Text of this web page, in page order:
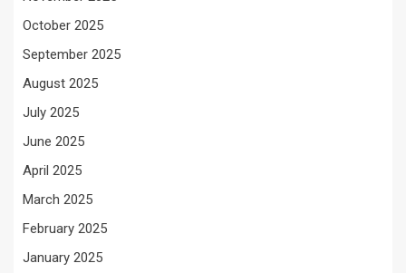
October 2025
September 2025
August 2025
July 2025
June 2025
April 2025
March 2025
February 2025
January 2025